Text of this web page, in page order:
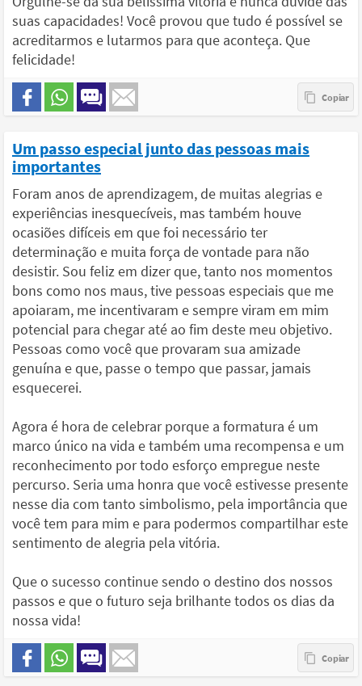
suas capacidades! Você provou que tudo é possível se
acreditarmos e lutarmos para que aconteça. Que
felicidade!
Um passo especial junto das pessoas mais
importantes
Foram anos de aprendizagem, de muitas alegrias e
experiências inesquecíveis, mas também houve
ocasiões difíceis em que foi necessário ter
determinação e muita força de vontade para não
desistir. Sou feliz em dizer que, tanto nos momentos
bons como nos maus, tive pessoas especiais que me
apoiaram, me incentivaram e sempre viram em mim
potencial para chegar até ao fim deste meu objetivo.
Pessoas como você que provaram sua amizade
genuína e que, passe o tempo que passar, jamais
esquecerei.
Agora é hora de celebrar porque a formatura é um
marco único na vida e também uma recompensa e um
reconhecimento por todo esforço empregue neste
percurso. Seria uma honra que você estivesse presente
nesse dia com tanto simbolismo, pela importância que
você tem para mim e para podermos compartilhar este
sentimento de alegria pela vitória.
Que o sucesso continue sendo o destino dos nossos
passos e que o futuro seja brilhante todos os dias da
nossa vida!